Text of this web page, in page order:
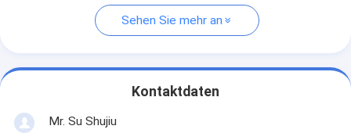
Sehen Sie mehr an
Kontaktdaten
Mr. Su Shujiu